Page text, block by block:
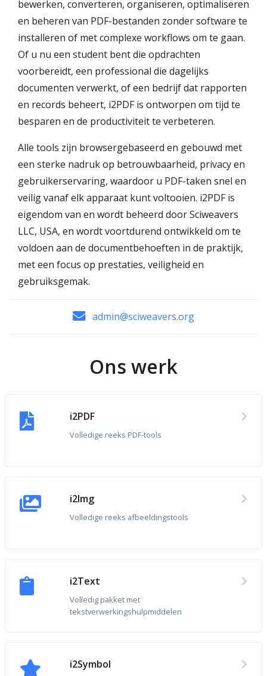
bewerken, converteren, organiseren, optimaliseren
en beheren van PDF-bestanden zonder software te
installeren of met complexe workflows om te gaan.
Of u nu een student bent die opdrachten
voorbereidt, een professional die dagelijks
documenten verwerkt, of een bedrijf dat rapporten
en records beheert, i2PDF is ontworpen om tijd te
besparen en de productiviteit te verbeteren.
Alle tools zijn browsergebaseerd en gebouwd met
een sterke nadruk op betrouwbaarheid, privacy en
gebruikerservaring, waardoor u PDF-taken snel en
veilig vanaf elk apparaat kunt voltooien. i2PDF is
eigendom van en wordt beheerd door Sciweavers
LLC, USA, en wordt voortdurend ontwikkeld om te
voldoen aan de documentbehoeften in de praktijk,
met een focus op prestaties, veiligheid en
gebruiksgemak.
admin@sciweavers.org
Ons werk
i2PDF
Volledige reeks PDF-tools
i2Img
Volledige reeks afbeeldingstools
i2Text
Volledig pakket met
tekstverwerkingshulpmiddelen
i2Symbol